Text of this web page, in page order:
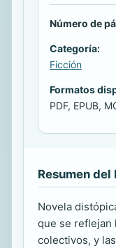
Número de
Categoría:
Ficción
Formatos
PDF, EPUB,
Resumen del
Novela
que se reflejan
colectivos, y